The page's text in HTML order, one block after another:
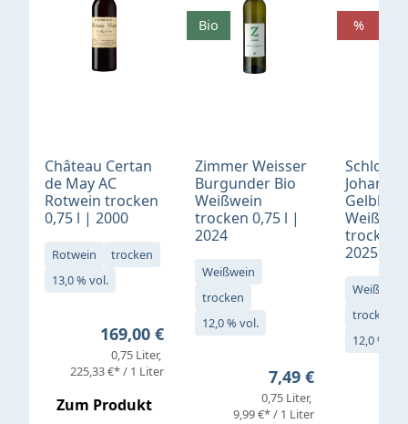
Château Certan
de May AC
Rotwein trocken
0,75 l | 2000
Rotwein
trocken
13,0 % vol.
Regulärer Preis:
169,00 €
0,75 Liter
225,33 €* / 1 Liter
Zum Produkt
Zimmer Weisser
Burgunder Bio
Weißwein
trocken 0,75 l |
2024
Weißwein
trocken
12,0 % vol.
Regulärer Preis:
7,49 €
0,75 Liter
9,99 €* / 1 Liter
Bio
Schloß
Gelblack
trocken
2025
Weißwein
trocken
12,0 % vol.
%